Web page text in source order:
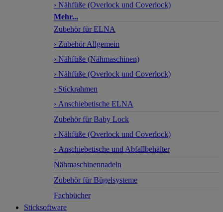
› Nähfüße (Overlock und Coverlock)
Mehr...
Zubehör für ELNA
› Zubehör Allgemein
› Nähfüße (Nähmaschinen)
› Nähfüße (Overlock und Coverlock)
› Stickrahmen
› Anschiebetische ELNA
Zubehör für Baby Lock
› Nähfüße (Overlock und Coverlock)
› Anschiebetische und Abfallbehälter
Nähmaschinennadeln
Zubehör für Bügelsysteme
Fachbücher
Sticksoftware